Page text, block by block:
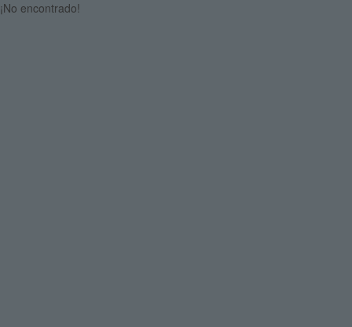
¡No encontrado!